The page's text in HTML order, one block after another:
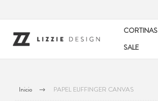
CORTINAS
SALE
Inicio PAPEL EIJFFINGER CANVAS